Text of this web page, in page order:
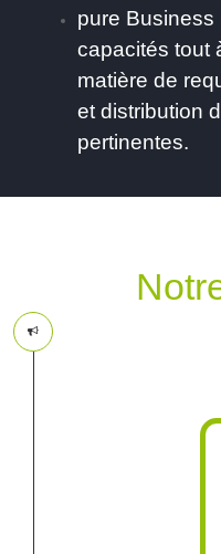
pure Business
capacités tout
matière de
et distribution
pertinentes.